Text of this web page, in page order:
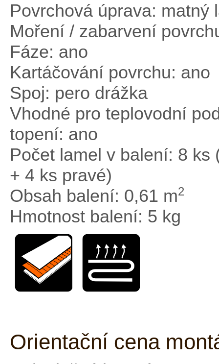
Povrchová úprava: matný
Moření / zabarvení
Fáze: ano
Kartáčování povrchu: ano
Spoj: pero drážka
Vhodné pro teplovodní
topení: ano
Počet lamel v balení: 8 ks
+ 4 ks pravé)
Obsah balení: 0,61 m2
Hmotnost balení: 5 kg
Orientační cena